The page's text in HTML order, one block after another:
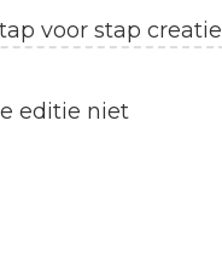
voor stap creatie
editie niet